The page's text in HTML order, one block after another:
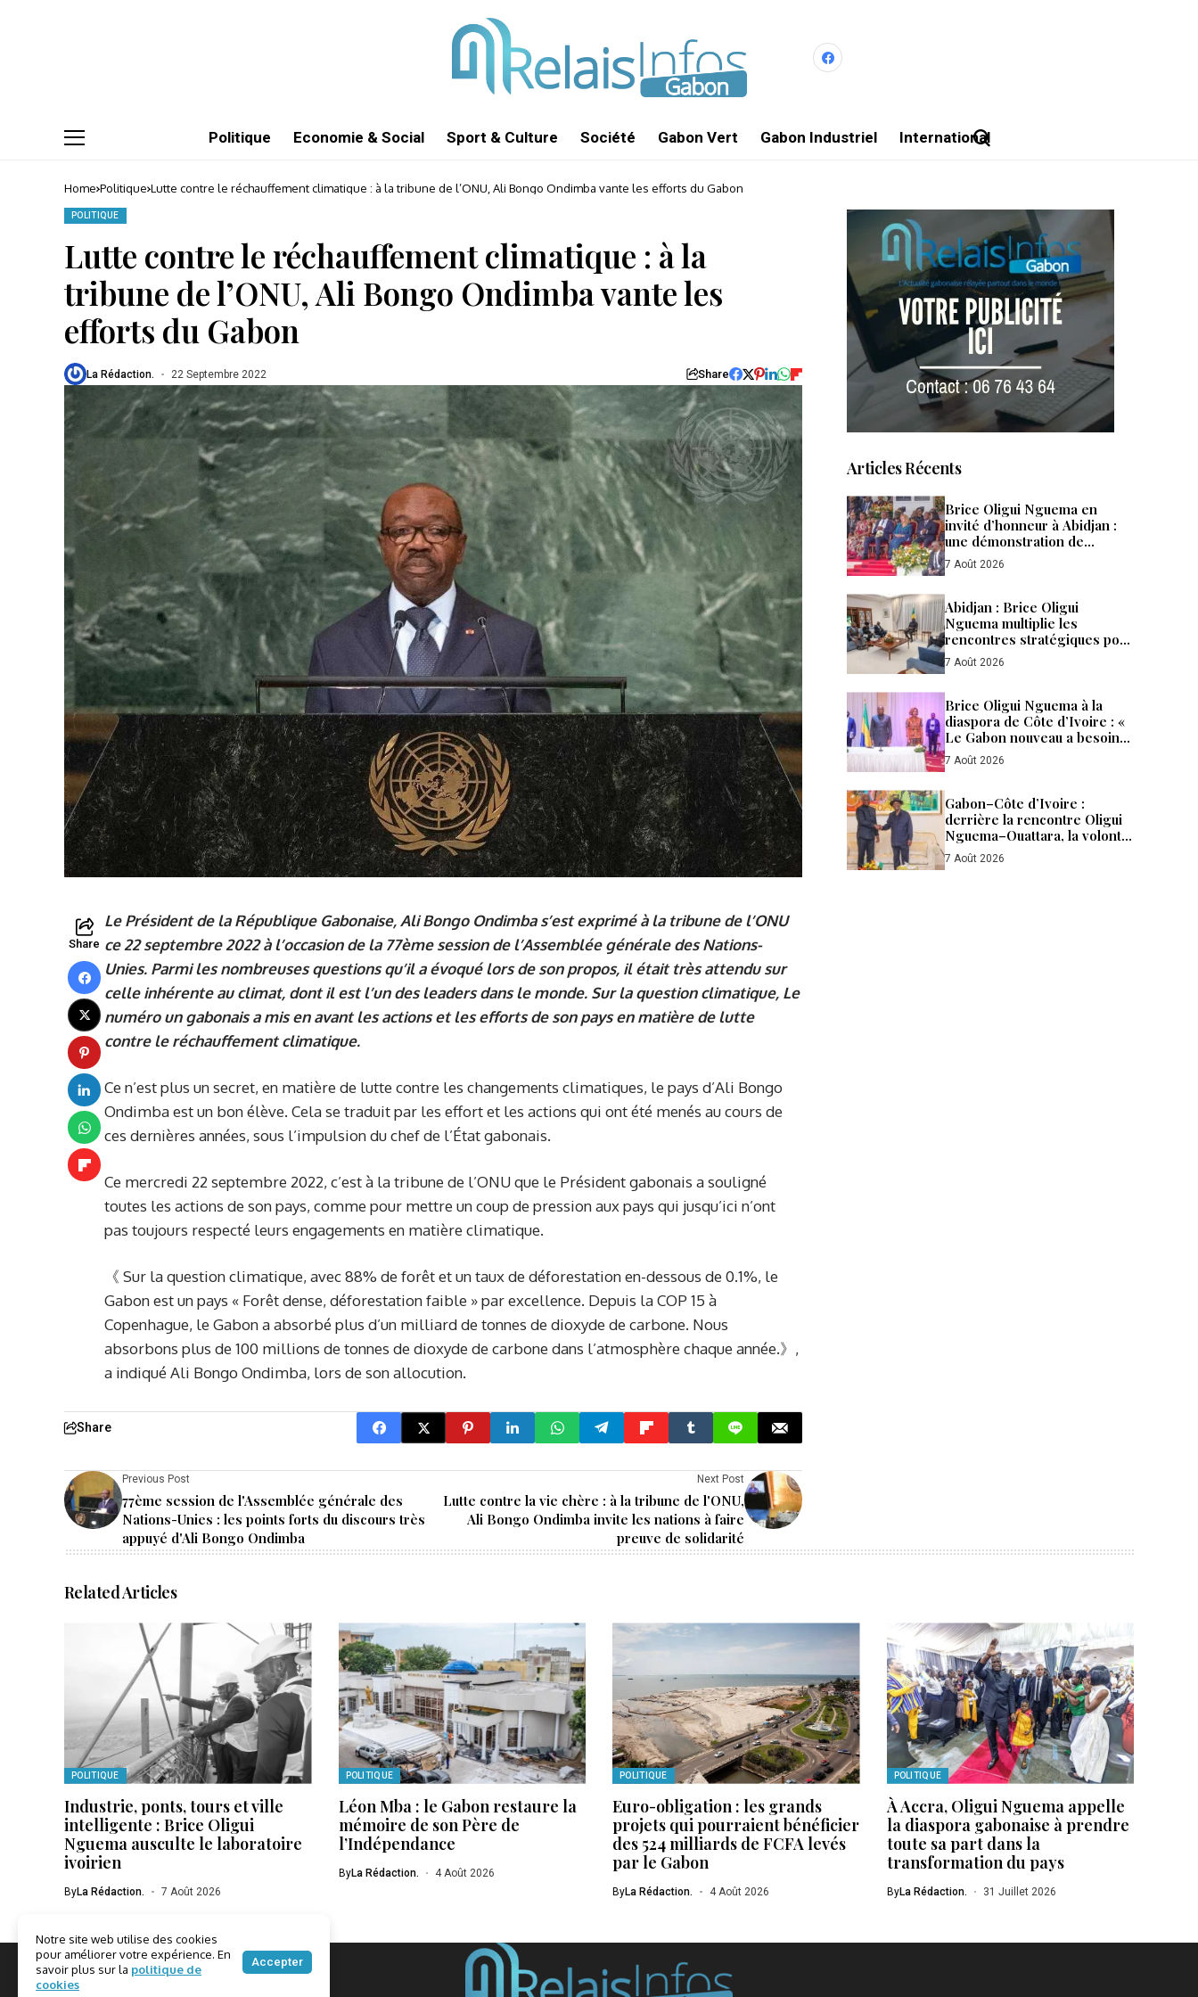
Politique Economie & Social Sport & Culture Société Gabon Vert Gabon Industriel International
Home Politique Lutte contre le réchauffement climatique : à la tribune de l’ONU, Ali Bongo Ondimba vante les efforts du Gabon
POLITIQUE
Lutte contre le réchauffement climatique : à la
tribune de l’ONU, Ali Bongo Ondimba vante les
efforts du Gabon
La Rédaction. 22 Septembre 2022 Share
Share
Le Président de la République Gabonaise, Ali Bongo Ondimba s’est exprimé à la tribune de l’ONU
ce 22 septembre 2022 à l’occasion de la 77ème session de l’Assemblée générale des Nations-
Unies. Parmi les nombreuses questions qu’il a évoqué lors de son propos, il était très attendu sur
celle inhérente au climat, dont il est l’un des leaders dans le monde. Sur la question climatique, Le
numéro un gabonais a mis en avant les actions et les efforts de son pays en matière de lutte
contre le réchauffement climatique.
Ce n’est plus un secret, en matière de lutte contre les changements climatiques, le pays d’Ali Bongo
Ondimba est un bon élève. Cela se traduit par les effort et les actions qui ont été menés au cours de
ces dernières années, sous l’impulsion du chef de l’État gabonais.
Ce mercredi 22 septembre 2022, c’est à la tribune de l’ONU que le Président gabonais a souligné
toutes les actions de son pays, comme pour mettre un coup de pression aux pays qui jusqu’ici n’ont
pas toujours respecté leurs engagements en matière climatique.
《 Sur la question climatique, avec 88% de forêt et un taux de déforestation en-dessous de 0.1%, le
Gabon est un pays « Forêt dense, déforestation faible » par excellence. Depuis la COP 15 à
Copenhague, le Gabon a absorbé plus d’un milliard de tonnes de dioxyde de carbone. Nous
absorbons plus de 100 millions de tonnes de dioxyde de carbone dans l’atmosphère chaque année.》,
a indiqué Ali Bongo Ondimba, lors de son allocution.
Share
Previous Post
77ème session de l'Assemblée générale des
Nations-Unies : les points forts du discours très
appuyé d'Ali Bongo Ondimba
Next Post
Lutte contre la vie chère : à la tribune de l'ONU,
Ali Bongo Ondimba invite les nations à faire
preuve de solidarité
Articles Récents
Brice Oligui Nguema en
invité d’honneur à Abidjan :
une démonstration de
confiance, de puissance et de
fraternité entre le Gabon et la
7 Août 2026
Abidjan : Brice Oligui
Nguema multiplie les
rencontres stratégiques pour
accélérer les
investissements et renforcer
Gabon
7 Août 2026
Brice Oligui Nguema à la
diaspora de Côte d’Ivoire : «
Le Gabon nouveau a besoin
de tous ses enfants »
7 Août 2026
Gabon–Côte d’Ivoire :
derrière la rencontre Oligui
Nguema–Ouattara, la volonté
d’aller plus loin
7 Août 2026
Related Articles
POLITIQUE
Industrie, ponts, tours et ville
intelligente : Brice Oligui
Nguema ausculte le laboratoire
ivoirien
ByLa Rédaction. 7 Août 2026
POLITIQUE
Léon Mba : le Gabon restaure la
mémoire de son Père de
l’Indépendance
ByLa Rédaction. 4 Août 2026
POLITIQUE
Euro-obligation : les grands
projets qui pourraient bénéficier
des 524 milliards de FCFA levés
par le Gabon
ByLa Rédaction. 4 Août 2026
POLITIQUE
À Accra, Oligui Nguema appelle
la diaspora gabonaise à prendre
toute sa part dans la
transformation du pays
ByLa Rédaction. 31 Juillet 2026
Notre site web utilise des cookies
pour améliorer votre expérience. En
savoir plus sur la politique de
cookies
Accepter